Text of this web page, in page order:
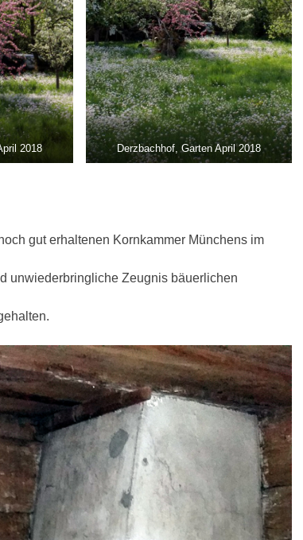
2018 Derzbachhof, Garten April 2018
gut erhaltenen Kornkammer Münchens im
unwiederbringliche Zeugnis bäuerlichen